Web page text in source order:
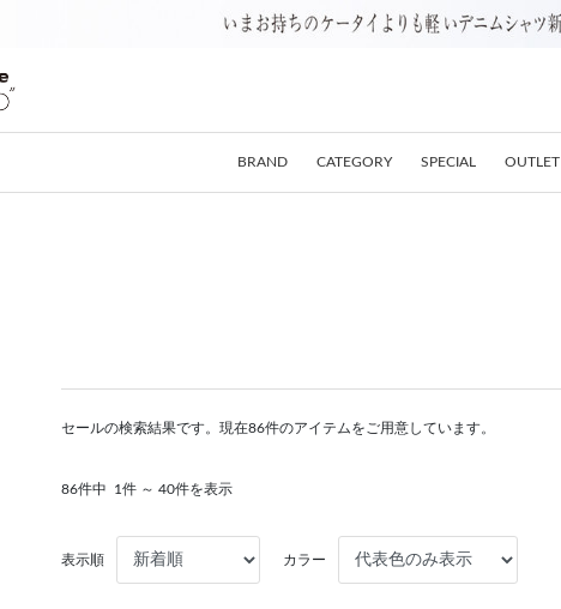
BRAND CATEGORY SPECIAL OUTLET
セールの検索結果です。現在86件のアイテムをご用意しています。
86件中 1件 ～ 40件を表示
表示順 カラー